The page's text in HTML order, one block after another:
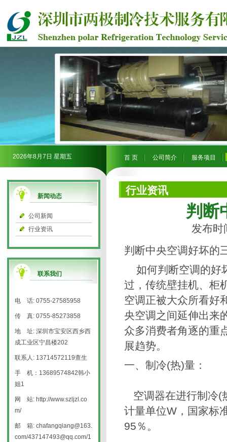
2026年8月7日 星期五 首 页 公司简介 服务项目
新闻动态
公司新闻
行业资讯
联系我们
电 话: 0755-27585958
传 真: 0755-85273858
地 址: 深圳市宝安区西乡西
成工业区宁昌楼202
联系人: 13714572119查生
手 机：13689574842韩小
姐1
网 站: http://www.szljzl.co
m/
邮 箱: chafangqiang@163.
com/437147493@qq.com/1
行业资讯
判断
发布
判断中央空调好坏的
如何判断空调的好
过，传统壁挂机、柜
空调正被大众所看
央空调之间延伸出来
众多消费者角逐的重
展趋势。
一、制冷(热)量：
空调器在进行制冷(
计量单位W，国家标
95％。